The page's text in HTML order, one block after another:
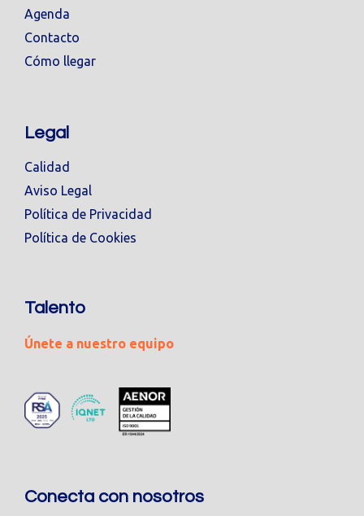
Agenda
Contacto
Cómo llegar
Legal
Calidad
Aviso Legal
Política de Privacidad
Política de Cookies
Talento
Únete a nuestro equipo
Conecta con nosotros